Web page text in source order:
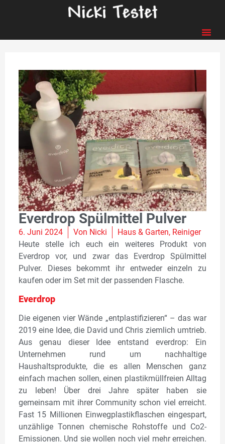
Everdrop Spülmittel Pulver
6. Juni 2024 Von Nicki Haus & Garten, Reiniger
Heute stelle ich euch ein weiteres Produkt von
Everdrop vor, und zwar das Everdrop Spülmittel
Pulver. Dieses bekommt ihr entweder einzeln zu
kaufen oder im Set mit der passenden Flasche.
Everdrop
Die eigenen vier Wände „entplastifizieren“ – das war
2019 eine Idee, die David und Chris ziemlich umtrieb.
Aus genau dieser Idee entstand everdrop: Ein
Unternehmen rund um nachhaltige
Haushaltsprodukte, die es allen Menschen ganz
einfach machen sollen, einen plastikmüllfreien Alltag
zu leben! Über drei Jahre später haben sie
gemeinsam mit ihrer Community schon viel erreicht.
Fast 15 Millionen Einwegplastikflaschen eingespart,
unzählige Tonnen chemische Rohstoffe und Co2-
Emissionen. Und sie wollen noch viel mehr erreichen.